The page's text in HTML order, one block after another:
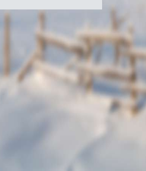
Canada